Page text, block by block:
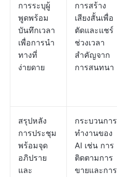
การระบุผู้
พูดพร้อม
บันทึกเวลา
เพื่อการนำ
ทางที่
ง่ายดาย
การสร้าง
เสียงสั้นเพื่อ
ตัดและแชร์
ช่วงเวลา
สำคัญจาก
การสนทนา
สรุปหลัง
การประชุม
พร้อมจุด
อภิปราย
และ
กระบวนการ
ทำงานของ
AI เช่น การ
ติดตามการ
ขายและการ